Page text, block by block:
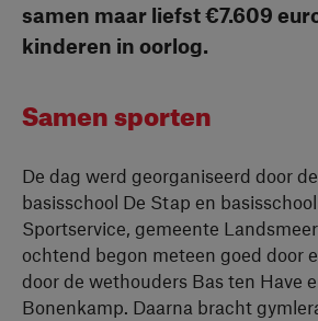
samen maar liefst €7.609
kinderen in oorlog.
Samen sporten
De dag werd georganiseerd door
basisschool De Stap en
Sportservice, gemeente
ochtend begon meteen goed door
door de wethouders Bas ten Have
Bonenkamp. Daarna bracht